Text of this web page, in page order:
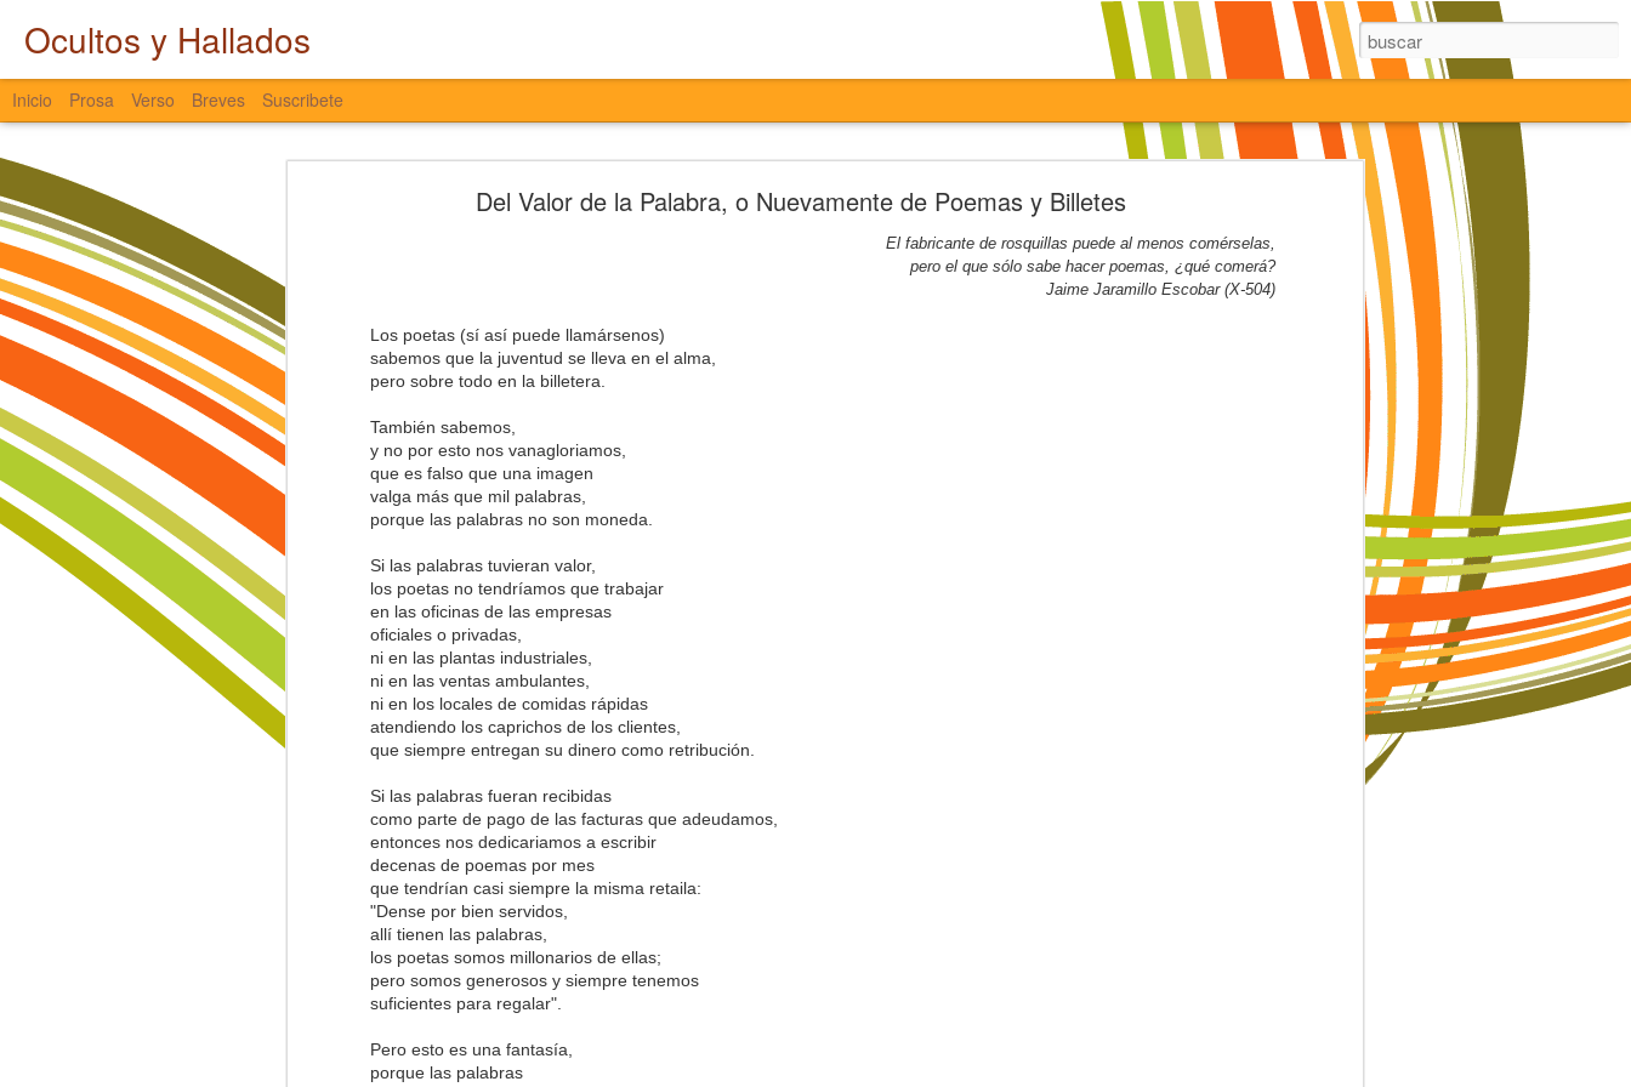
Del Valor de la Palabra, o Nuevamente de Poemas y Billetes
El fabricante de rosquillas puede al menos comérselas,
pero el que sólo sabe hacer poemas, ¿qué comerá?
Jaime Jaramillo Escobar (X-504)
Los poetas (sí así puede llamársenos)
sabemos que la juventud se lleva en el alma,
pero sobre todo en la billetera.
También sabemos,
y no por esto nos vanagloriamos,
que es falso que una imagen
valga más que mil palabras,
porque las palabras no son moneda.
Si las palabras tuvieran valor,
los poetas no tendríamos que trabajar
en las oficinas de las empresas
oficiales o privadas,
ni en las plantas industriales,
ni en las ventas ambulantes,
ni en los locales de comidas rápidas
atendiendo los caprichos de los clientes,
que siempre entregan su dinero como retribución.
Si las palabras fueran recibidas
como parte de pago de las facturas que adeudamos,
entonces nos dedicariamos a escribir
decenas de poemas por mes
que tendrían casi siempre la misma retaila:
"Dense por bien servidos,
allí tienen las palabras,
los poetas somos millonarios de ellas;
pero somos generosos y siempre tenemos
suficientes para regalar".
Pero esto es una fantasía,
porque las palabras
Ocultos y Hallados
Inicio Prosa Verso Breves Suscribete
Entretiempo
LATAM hacia Cali
Castlevania
Nostalgia
El Pájaro y el Viento
Miscelánea a Destiempo
Ocultos y Hallados
Formas en las Rocas
Lo Invisible
Entretiempo
que se queda quieta y se estanca,
que de los ojos no escapa,
que, aunque el entorno presione,
ni la tristeza la saca.
El agua se torna espesa y se seca,
se libera con fuerza, en señal de protesta,
nostalgia viscosa de pasados sin puertas,
años perdidos que se fueron de fiesta,
caminos fragmentados y transformados,
son huellas borradas del alma,
paisajes sin aura que nadie restaura.
Y yo que pensaba, que todo podía
sanarse con paciencia y con calma,
buscando raíces en tierras ajadas,
trayendo semillas de áreas curadas,
cortando el origen de las amenazas,
huyendo sin prisa a zonas lejanas,
llevando en la espalda lo que llamamos casa,
cargando en la espalda... el tiempo que pasa.